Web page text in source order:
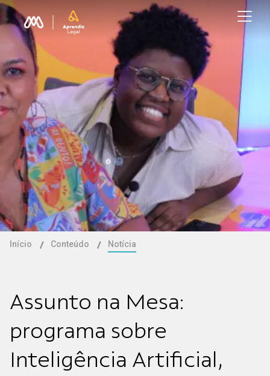
Início Conteúdo Notícia
Assunto na Mesa:
programa sobre
Inteligência Artificial,